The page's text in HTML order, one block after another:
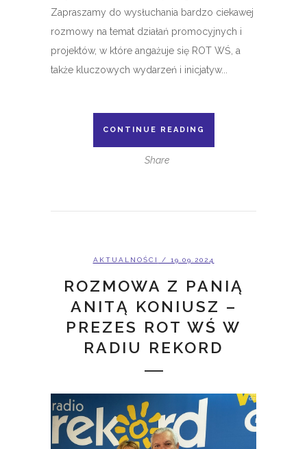
Zapraszamy do wysłuchania bardzo ciekawej
rozmowy na temat działań promocyjnych i
projektów, w które angażuje się ROT WŚ, a
także kluczowych wydarzeń i inicjatyw...
CONTINUE READING
Share
AKTUALNOŚCI / 19.09.2024
ROZMOWA Z PANIĄ
ANITĄ KONIUSZ –
PREZES ROT WŚ W
RADIU REKORD